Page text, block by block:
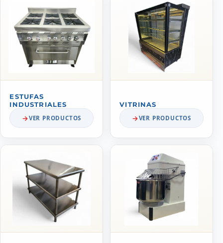
ESTUFAS
INDUSTRIALES
VER PRODUCTOS
VITRINAS
VER PRODUCTOS